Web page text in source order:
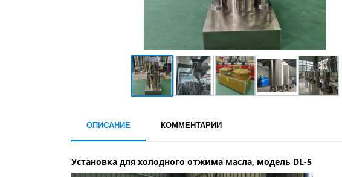
ОПИСАНИЕ КОММЕНТАРИИ
Установка для холодного отжима масла, модель DL-5